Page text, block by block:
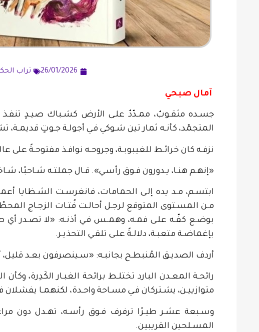
26/01/2026 تراب
آمال صبحي
جسـده مثقـوبٌ، ممـدّدٌ علـى الأرض كشـباك صيـدٍ تنفـذ
المتجمّد، كأنـه ثمار تين شـوكي فـي أجولـة جـوتٍ قديمـة،
نزفـه كان خرائـط للغيبوبـة، وجروحـه نوافـذ مفتوحـةً
«إنهـم هنـا، يـدورون فـوق رأسـي». قـال جملتـه شـاحبًا،
ابتسـم، مـد يده إلـى الحمامات، فانغرسـت الشـظايا
مـن المسـتوى المتوقع لرجـل أحالـت فُتـات الزجـاج
بوضـع كفّـه علـى فمـه، وهمـس فـي أذنـه: «لا تصـدر أي
بإغماضـة متعبـة، دلالـةً علـى تلقـي التحذيـر.
أردف الصديـق المُنبطـح بجانبـه: «سـينصرفون بعـد قليل،
رائحـة المعـدن البارد تختلـط برائحة الغبـار الكَدِرة،
متوازييـن، يشـتركان فـي مسـاحة واحـدة، لكنهمـا يفشـلان
وسـبعة عشـر طيـرًا ترفرف فـوق رأسـه، تهـدل دون
المسـلحين القريبين.